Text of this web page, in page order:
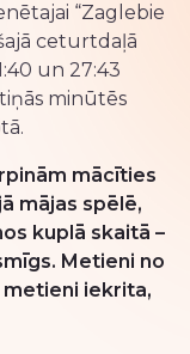
“Zaglebie
ceturtdaļā
un 27:43
minūtēs
mācīties
mājas spēlē,
kuplā skaitā –
Metieni no
metieni iekrita,